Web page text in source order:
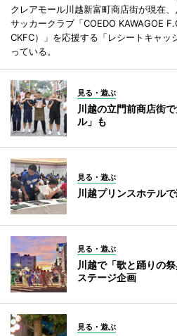
クレアモール川越新富町商店街が現在
サッカークラブ「COEDO KAWAGOE
CKFC）」を応援する「レシートキャッ
っている。
見る・遊ぶ
川越の立門前商店街
ル」も
見る・遊ぶ
川越プリンスホテル
見る・遊ぶ
川越で「歌と踊りの
ステージ企画
見る・遊ぶ